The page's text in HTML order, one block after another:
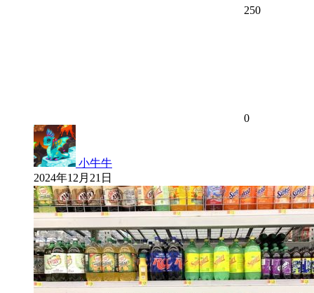
250
0
小牛牛
2024年12月21日